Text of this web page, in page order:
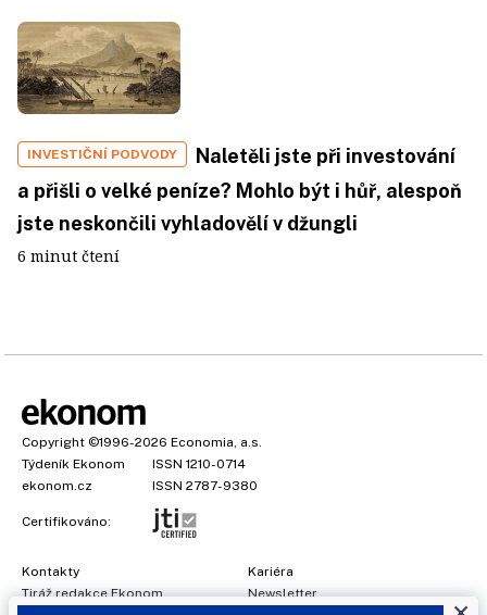
INVESTIČNÍ PODVODY
Naletěli jste při investování
a přišli o velké peníze? Mohlo být i hůř, alespoň
jste neskončili vyhladovělí v džungli
6 minut čtení
Copyright ©1996-2026 Economia, a.s.
Týdeník Ekonom
ISSN 1210-0714
ekonom.cz
ISSN 2787-9380
Certifikováno:
Kontakty
Tiráž redakce Ekonom
Kariéra
Newsletter